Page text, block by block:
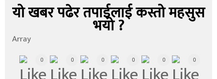
यो खबर पढेर तपाईलाई कस्तो महसुस
भयो ?
Array
0 0 0 0 0 0